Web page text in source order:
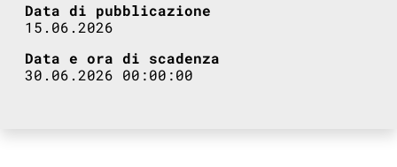
Data di pubblicazione
15.06.2026
Data e ora di scadenza
30.06.2026 00:00:00